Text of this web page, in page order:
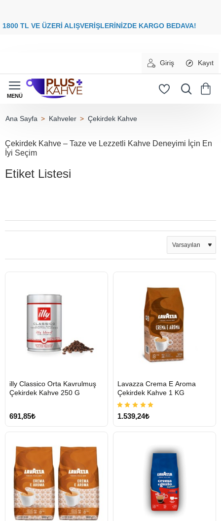
00 TL VE ÜZERİ ALIŞVERİŞLERİNİZDE KARGO
Giriş Kayıt
Kahveler Çekirdek Kahve
Çekirdek Kahve – Taze ve Lezzetli Kahve Deneyimi İçin En
İyi Seçim
Etiket Listesi
GÖNDERİ
illy Classico Orta Kavrulmuş
Çekirdek Kahve 250 G
691,85₺
GÖNDERİ
Lavazza Crema E Aroma
Çekirdek Kahve 1 KG
1.539,24₺